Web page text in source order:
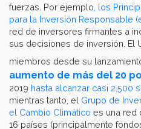
fuerzas. Por ejemplo , los
para la Inversión Responsable
red de inversores firmantes a
sus decisiones de inversión. El
miembros desde su
aumento de más del 20
2019 hasta alcanzar casi 2,500
mientras tanto, el Grupo de
el Cambio Climático es una red
16 países (principalmente